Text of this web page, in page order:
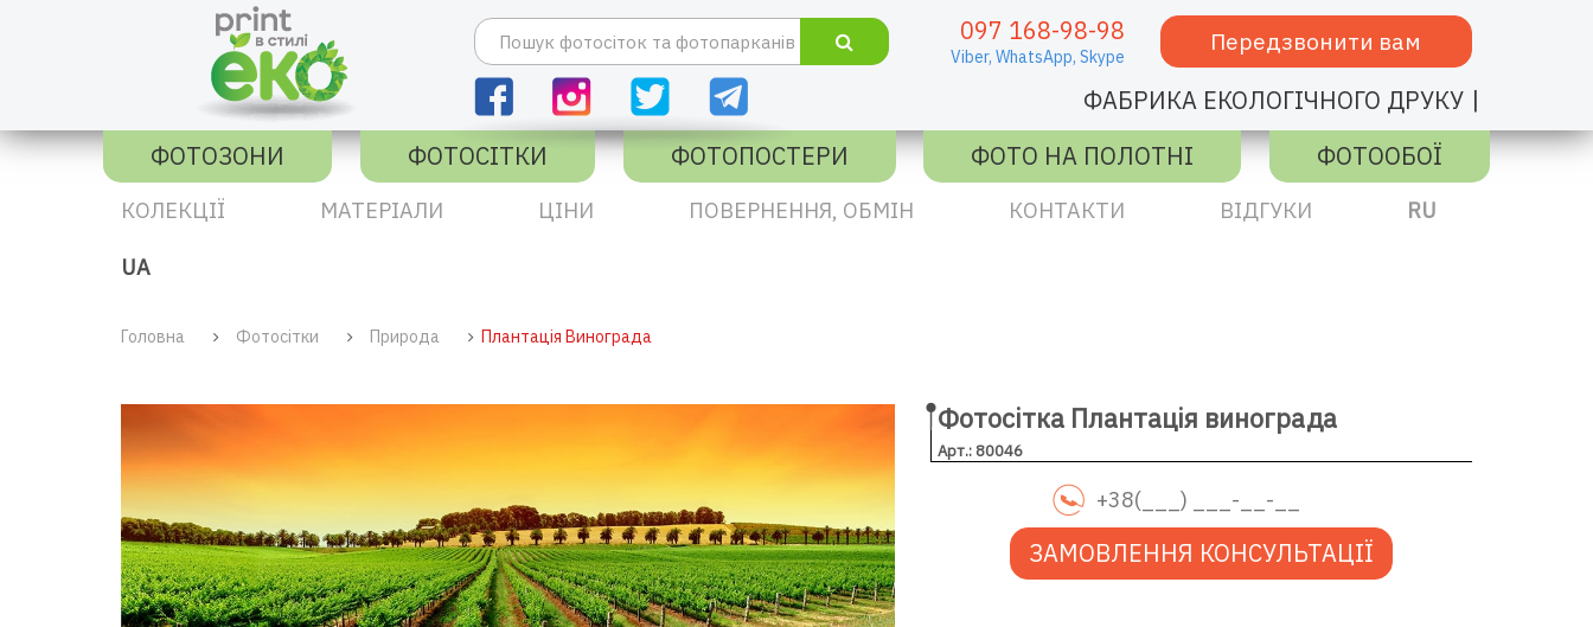
097 168-98-98
Viber, WhatsApp, Skype
Передзвонити вам
ФАБРИКА ЕКОЛОГІЧНОГО ДРУКУ |
ФОТОЗОНИ
ФОТОСІТКИ ФОТОПОСТЕРИ ФОТО НА ПОЛОТНІ ФОТООБОЇ
КОЛЕКЦІЇ МАТЕРІАЛИ ЦІНИ ПОВЕРНЕННЯ, ОБМІН КОНТАКТИ ВІДГУКИ RU
UA
Головна Фотосітки Природа Плантація Винограда
Фотосітка Плантація винограда
Арт.: 80046
ЗАМОВЛЕННЯ КОНСУЛЬТАЦІЇ